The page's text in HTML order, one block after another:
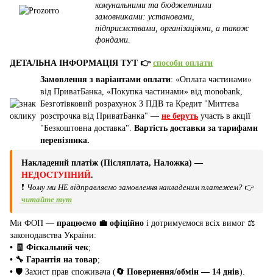
комунальними та бюджетними
замовниками: установами,
підприємствами, організаціями, а також
фондами
ДЕТАЛЬНА ІНФОРМАЦІЯ ТУТ 👉 способи оплати
Замовлення з варіантами оплати: «Оплата частинами»
від ПриватБанка, «Покупка частинами» від monobank,
Безготівковий розрахунок З ПДВ та Кредит "Миттєва
розстрочка від ПриватБанка" — не беруть участь в акції
"Безкоштовна доставка". Вартість доставки за тарифами
перевізника.
Накладений платіж (Післяплата, Наложка) —
НЕДОСТУПНИЙ.
❗ Чому ми НЕ відправляємо замовлення накладеним платежем? 👉
читайте тут
Ми ФОП — працюємо 💼 офіційно і дотримуємося всіх вимог ⚖️
законодавства України:
• 🧾 Фіскальний чек;
• 🔧 Гарантія на товар;
• 🛡️ Захист прав споживача (🔄 Повернення/обмін — 14 днів).